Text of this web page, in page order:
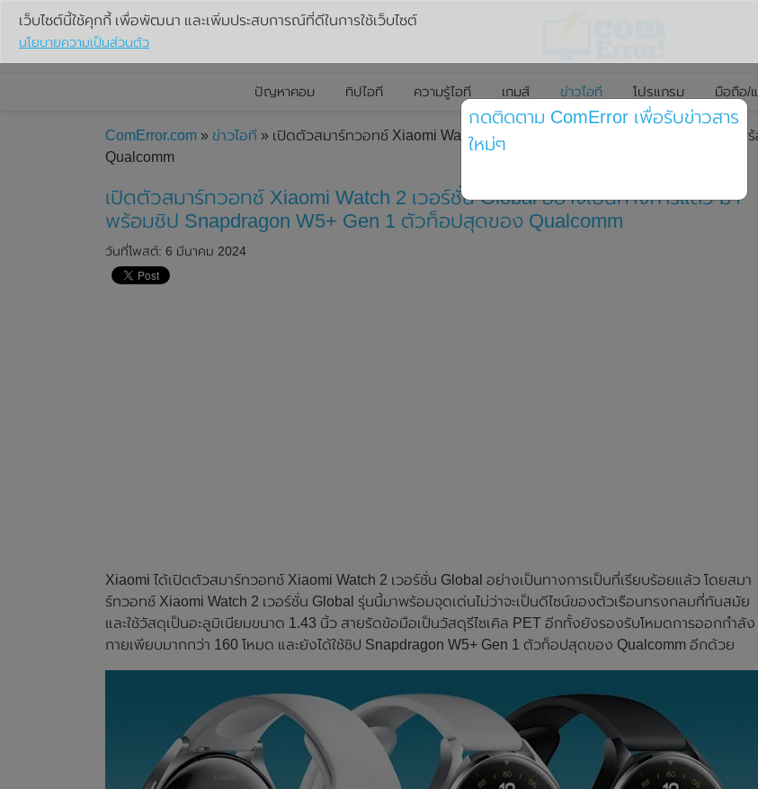
ปัญหาคอม ทิปไอที ความรู้ไอที เกมส์ ข่าวไอที โปรแกรม มือถือ/
ComError.com » ข่าวไอที » เปิดตัวสมาร์ทวอทช์ Xiaomi Watch 2 เวอร์ชั่น Global อย่างเป็นทางการแล้ว มา
Qualcomm
เปิดตัวสมาร์ทวอทช์ Xiaomi Watch 2 เวอร์ชั่น Global อย่างเป็นทางการแล้ว มา
พร้อมชิป Snapdragon W5+ Gen 1 ตัวท็อปสุดของ Qualcomm
วันที่โพสต์: 6 มีนาคม 2024
Xiaomi ได้เปิดตัวสมาร์ทวอทช์ Xiaomi Watch 2 เวอร์ชั่น Global อย่างเป็นทางการเป็นที่เรียบร้อยแล้ว โดยสมา
ร์ทวอทช์ Xiaomi Watch 2 เวอร์ชั่น Global รุ่นนี้มาพร้อมจุดเด่นไม่ว่าจะเป็นดีไซน์ของตัวเรือนทรงกลมที่ทันสมัย
และใช้วัสดุเป็นอะลูมิเนียมขนาด 1.43 นิ้ว สายรัดข้อมือเป็นวัสดุรีไซเคิล PET อีกทั้งยังรองรับโหมดการออกกำลัง
กายเพียบมากกว่า 160 โหมด และยังได้ใช้ชิป Snapdragon W5+ Gen 1 ตัวท็อปสุดของ Qualcomm อีกด้วย
เว็บไซต์นี้ใช้คุกกี้ เพื่อพัฒนา และเพิ่มประสบการณ์ที่ดีในการใช้เว็บไซต์
นโยบายความเป็นส่วนตัว
กดติดตาม ComError เพื่อรับข่าวสาร
ใหม่ๆ